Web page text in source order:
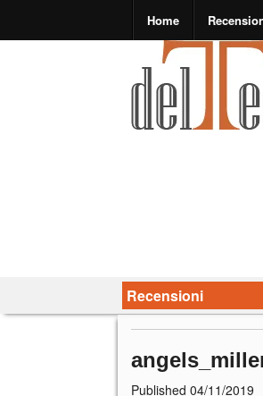
Home
Recensioni
Published 04/11/2019